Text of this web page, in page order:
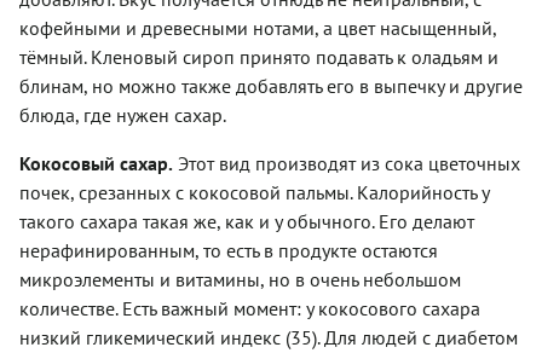
кофейными и древесными нотами, а цвет насыщенный,
тёмный. Кленовый сироп принято подавать к оладьям и
блинам, но можно также добавлять его в выпечку и другие
блюда, где нужен сахар.
Кокосовый сахар. Этот вид производят из сока цветочных
почек, срезанных с кокосовой пальмы. Калорийность у
такого сахара такая же, как и у обычного. Его делают
нерафинированным, то есть в продукте остаются
микроэлементы и витамины, но в очень небольшом
количестве. Есть важный момент: у кокосового сахара
низкий гликемический индекс (35). Для людей с диабетом